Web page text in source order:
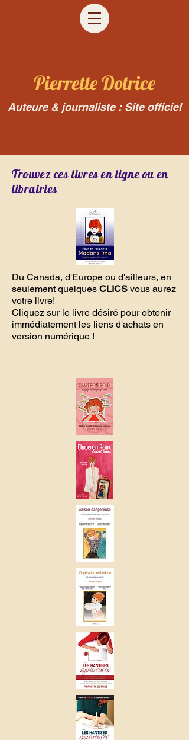
Pierrette Dotrice
Auteure & journaliste : Site officiel
Trouvez ces livres en ligne ou en
librairies
Du Canada, d'Europe ou d'ailleurs, en
seulement quelques CLICS vous aurez
votre livre!
Cliquez sur le livre désiré pour obtenir
immédiatement les liens d'achats en
version numérique !